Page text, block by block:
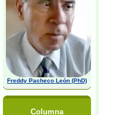
Freddy Pacheco León (PhD)
Columna